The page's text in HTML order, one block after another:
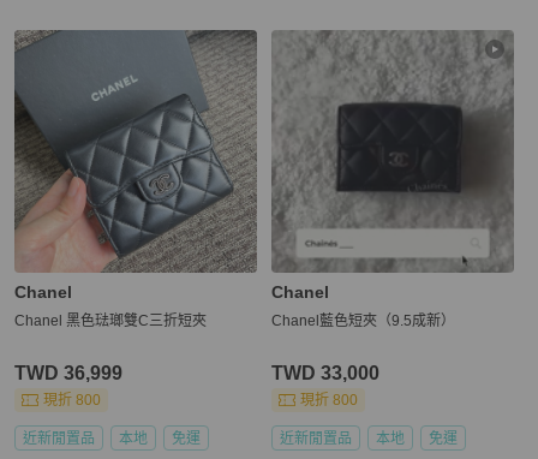
更多相似Chanel女士錢包 / 小皮件推薦精品
Chanel
Chanel 黑色琺瑯雙C三折短夾
TWD 36,999
現折 800
近新閒置品 本地 免運
Chanel
Chanel藍色短夾（9.5成新）
TWD 33,000
現折 800
近新閒置品 本地 免運